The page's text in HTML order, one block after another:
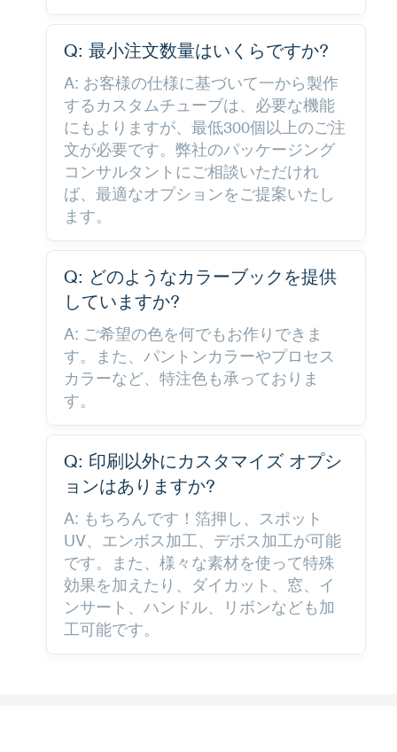
Q: 最小注文数量はいくらですか?
A: お客様の仕様に基づいて一から製作
するカスタムチューブは、必要な機能
にもよりますが、最低300個以上のご注
文が必要です。弊社のパッケージング
コンサルタントにご相談いただけれ
ば、最適なオプションをご提案いたし
ます。
Q: どのようなカラーブックを提供
していますか?
A: ご希望の色を何でもお作りできま
す。また、パントンカラーやプロセス
カラーなど、特注色も承っておりま
す。
Q: 印刷以外にカスタマイズ オプシ
ョンはありますか?
A: もちろんです！箔押し、スポット
UV、エンボス加工、デボス加工が可能
です。また、様々な素材を使って特殊
効果を加えたり、ダイカット、窓、イ
ンサート、ハンドル、リボンなども加
工可能です。